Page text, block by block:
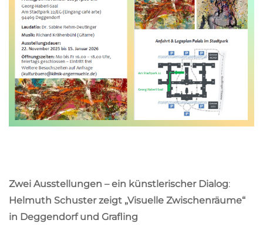
Zwei Ausstellungen – ein künstlerischer Dialog:
Helmuth Schuster zeigt „Visuelle Zwischenräume“
in Deggendorf und Grafling